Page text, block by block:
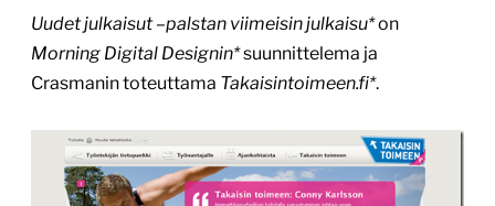
Uudet julkaisut –palstan viimeisin julkaisu*on
Morning Digital Designin*suunnittelema ja
Crasmanin toteuttama Takaisintoimeen.fi*.